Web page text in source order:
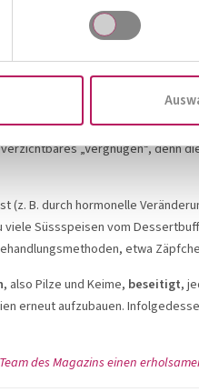
Schutzschild der
„Vergnügen“, denn
(z. B. durch hormonelle
Süssspeisen vom
etwa
, also Pilze und Keime, beseitigt,
erneut aufzubauen.
des Magazins einen